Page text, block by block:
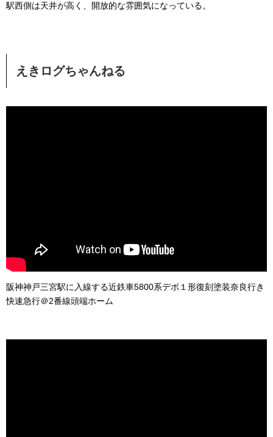
駅西側は天井が高く、開放的な雰囲気になっている。
えきログちゃんねる
阪神神戸三宮駅に入線する近鉄車5800系デボ１形復刻塗装奈良行き
快速急行＠2番線頭端ホーム